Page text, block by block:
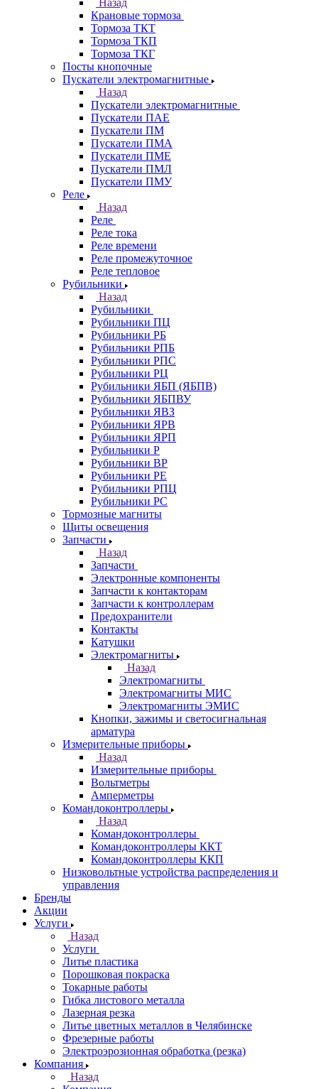
Назад
Крановые тормоза
Тормоза ТКТ
Тормоза ТКП
Тормоза ТКГ
Посты кнопочные
Пускатели электромагнитные
Назад
Пускатели электромагнитные
Пускатели ПАЕ
Пускатели ПМ
Пускатели ПМА
Пускатели ПМЕ
Пускатели ПМЛ
Пускатели ПМУ
Реле
Назад
Реле
Реле тока
Реле времени
Реле промежуточное
Реле тепловое
Рубильники
Назад
Рубильники
Рубильники ПЦ
Рубильники РБ
Рубильники РПБ
Рубильники РПС
Рубильники РЦ
Рубильники ЯБП (ЯБПВ)
Рубильники ЯБПВУ
Рубильники ЯВЗ
Рубильники ЯРВ
Рубильники ЯРП
Рубильники Р
Рубильники ВР
Рубильники РЕ
Рубильники РПЦ
Рубильники РС
Тормозные магниты
Щиты освещения
Запчасти
Назад
Запчасти
Электронные компоненты
Запчасти к контакторам
Запчасти к контроллерам
Предохранители
Контакты
Катушки
Электромагниты
Назад
Электромагниты
Электромагниты МИС
Электромагниты ЭМИС
Кнопки, зажимы и светосигнальная
арматура
Измерительные приборы
Назад
Измерительные приборы
Вольтметры
Амперметры
Командоконтроллеры
Назад
Командоконтроллеры
Командоконтроллеры ККТ
Командоконтроллеры ККП
Низковольтные устройства распределения и
управления
Бренды
Акции
Услуги
Назад
Услуги
Литье пластика
Порошковая покраска
Токарные работы
Гибка листового металла
Лазерная резка
Литье цветных металлов в Челябинске
Фрезерные работы
Электроэрозионная обработка (резка)
Компания
Назад